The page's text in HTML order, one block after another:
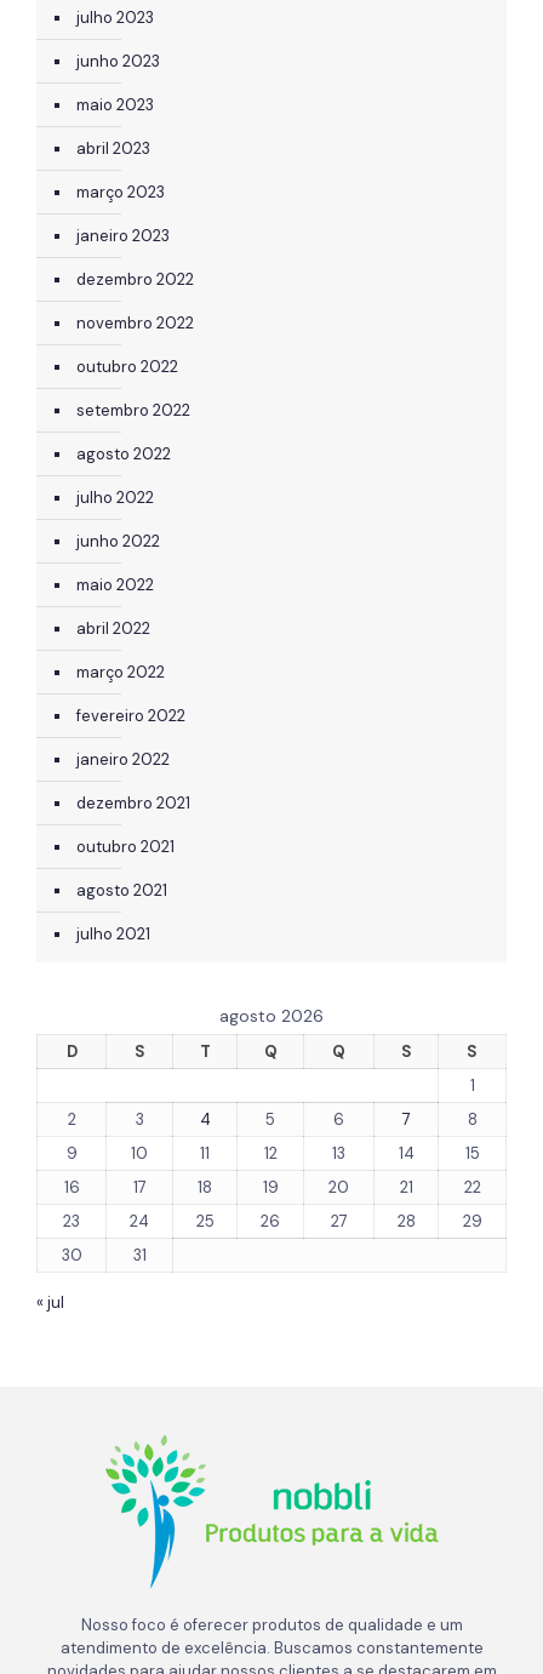
julho 2023
junho 2023
maio 2023
abril 2023
março 2023
janeiro 2023
dezembro 2022
novembro 2022
outubro 2022
setembro 2022
agosto 2022
julho 2022
junho 2022
maio 2022
abril 2022
março 2022
fevereiro 2022
janeiro 2022
dezembro 2021
outubro 2021
agosto 2021
julho 2021
agosto 2026
D S T Q Q S
S
1
2
3 4 5 6 7
8
9
10 11 12 13 14
15
16
17 18 19 20 21
22
23
24 25 26 27 28
29
30
31
« jul
Nosso foco é oferecer produtos de qualidade e um
atendimento de excelência. Buscamos constantemente